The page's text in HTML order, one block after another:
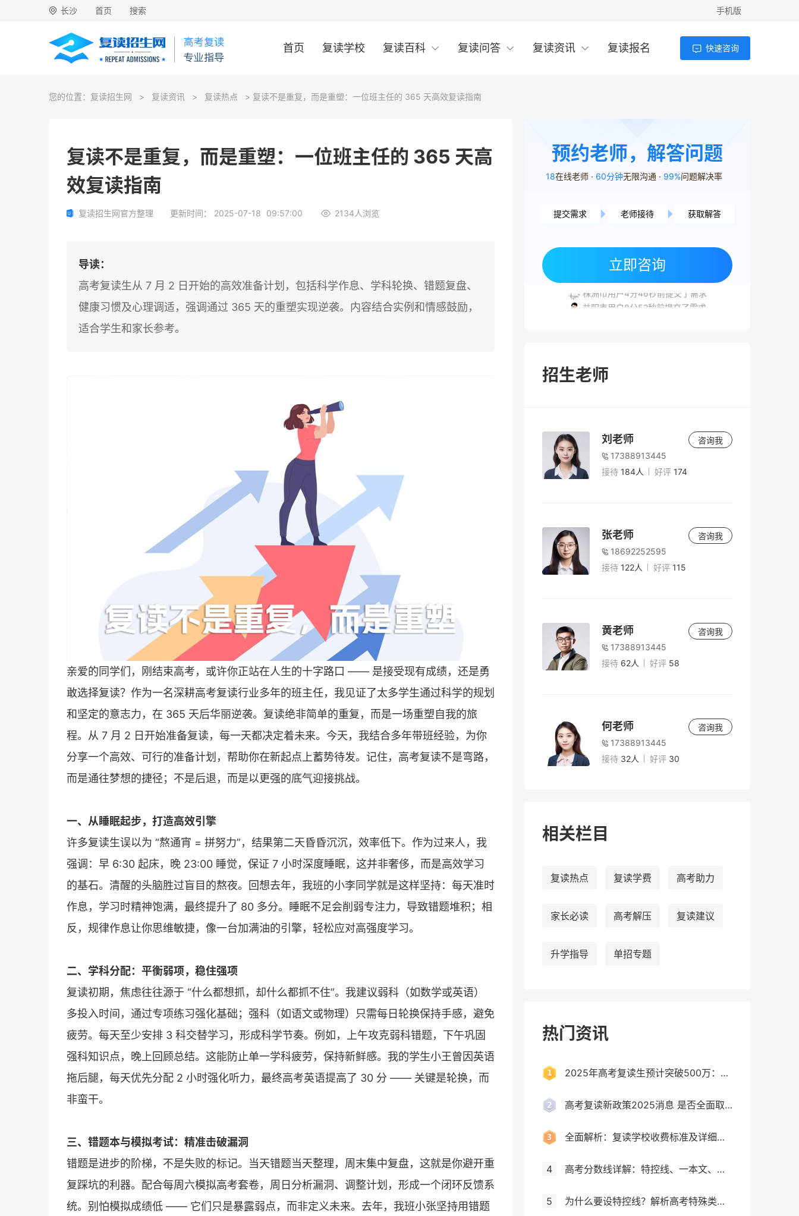
长沙 首页 搜索 手机版
首页 复读学校 复读百科 复读问答 复读资讯 复读报名 快速咨询
您的位置： 复读招生网 > 复读资讯 > 复读热点 > 复读不是重复，而是重塑：一位班主任的 365 天高效复读指南
复读不是重复，而是重塑：一位班主任的 365 天高
效复读指南
复读招生网官方整理 更新时间： 2025-07-18 09:57:00 2134 人浏览
导读：
高考复读生从 7 月 2 日开始的高效准备计划，包括科学作息、学科轮换、错题复盘、
健康习惯及心理调适，强调通过 365 天的重塑实现逆袭。内容结合实例和情感鼓励，
适合学生和家长参考。
亲爱的同学们，刚结束高考，或许你正站在人生的十字路口 —— 是接受现有成绩，还是勇
敢选择复读？作为一名深耕高考复读行业多年的班主任，我见证了太多学生通过科学的规划
和坚定的意志力，在 365 天后华丽逆袭。复读绝非简单的重复，而是一场重塑自我的旅
程。从 7 月 2 日开始准备复读，每一天都决定着未来。今天，我结合多年带班经验，为你
分享一个高效、可行的准备计划，帮助你在新起点上蓄势待发。记住，高考复读不是弯路，
而是通往梦想的捷径；不是后退，而是以更强的底气迎接挑战。
一、从睡眠起步，打造高效引擎
许多复读生误以为 “熬通宵 = 拼努力”，结果第二天昏昏沉沉，效率低下。作为过来人，我
强调：早 6:30 起床，晚 23:00 睡觉，保证 7 小时深度睡眠，这并非奢侈，而是高效学习
的基石。清醒的头脑胜过盲目的熬夜。回想去年，我班的小李同学就是这样坚持：每天准时
作息，学习时精神饱满，最终提升了 80 多分。睡眠不足会削弱专注力，导致错题堆积；相
反，规律作息让你思维敏捷，像一台加满油的引擎，轻松应对高强度学习。
二、学科分配：平衡弱项，稳住强项
复读初期，焦虑往往源于 “什么都想抓，却什么都抓不住”。我建议弱科（如数学或英语）
多投入时间，通过专项练习强化基础；强科（如语文或物理）只需每日轮换保持手感，避免
疲劳。每天至少安排 3 科交替学习，形成科学节奏。例如，上午攻克弱科错题，下午巩固
强科知识点，晚上回顾总结。这能防止单一学科疲劳，保持新鲜感。我的学生小王曾因英语
拖后腿，每天优先分配 2 小时强化听力，最终高考英语提高了 30 分 —— 关键是轮换，而
非蛮干。
三、错题本与模拟考试：精准击破漏洞
错题是进步的阶梯，不是失败的标记。当天错题当天整理，周末集中复盘，这就是你避开重
复踩坑的利器。配合每周六模拟高考套卷，周日分析漏洞、调整计划，形成一个闭环反馈系
统。别怕模拟成绩低 —— 它们只是暴露弱点，而非定义未来。去年，我班小张坚持用错题
预约老师，解答问题
18在线老师 60分钟无限沟通 99%问题解决率
提交需求 老师接待 获取解答
立即咨询
岳阳市用户5分59秒前提交了需求
岳阳市用户7分10秒前提交了需求
株洲市用户4分46秒前提交了需求
益阳市用户8分52秒前提交了需求
招生老师
刘老师
17388913445
接待 184人 好评 174
咨询我
张老师
18692252595
接待 122人 好评 115
咨询我
黄老师
17388913445
接待 62人 好评 58
咨询我
何老师
17388913445
接待 32人 好评 30
咨询我
相关栏目
复读热点 复读学费 高考助力
家长必读 高考解压 复读建议
升学指导 单招专题
热门资讯
2025年高考复读生预计突破500万：一场教育内卷的深层博弈
高考复读新政策2025消息 是否全面取消复读生
全面解析：复读学校收费标准及详细费用清单
4 高考分数线详解：特控线、一本文、重本线的区别及其意义
5 为什么要设特控线？解析高考特殊类型招生控制线的意义